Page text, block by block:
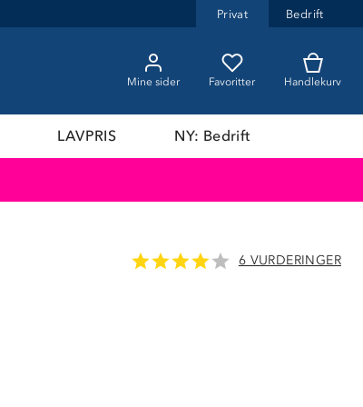
Privat Bedrift
Mine sider Favoritter Handlekurv
LAVPRIS NY: Bedrift
6 VURDERINGER